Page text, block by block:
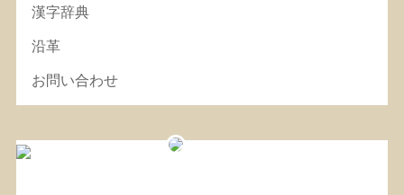
漢字辞典
沿革
お問い合わせ